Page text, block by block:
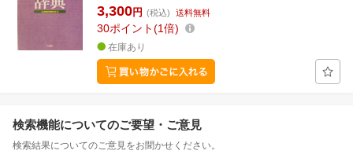
3,300円 (税込) 送料無料
30ポイント 1倍
在庫あり
検索機能についてのご要望・ご意見
検索結果についてのご意見をお聞かせください。